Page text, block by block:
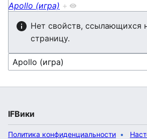
Apollo (игра) +
Нет свойств, ссылающихся
страницу.
IFВики
Политика конфиденциальности